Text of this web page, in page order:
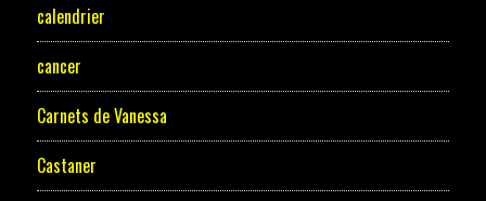
calendrier
cancer
Carnets de Vanessa
Castaner